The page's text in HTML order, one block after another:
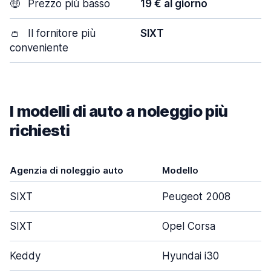
🤑 Prezzo più basso 19 € al giorno
👛
Il fornitore più
conveniente
SIXT
I modelli di auto a noleggio più
richiesti
Agenzia di noleggio auto Modello
SIXT Peugeot 2008
SIXT Opel Corsa
Keddy Hyundai i30